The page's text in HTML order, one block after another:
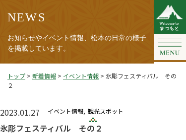
NEWS
お知らせやイベント情報、松本の日常の様子
を掲載しています。
トップ > 新着情報 > イベント情報 > 氷彫フェスティバル その
２
2023.01.27 イベント情報 観光スポット
氷彫フェスティバル その２